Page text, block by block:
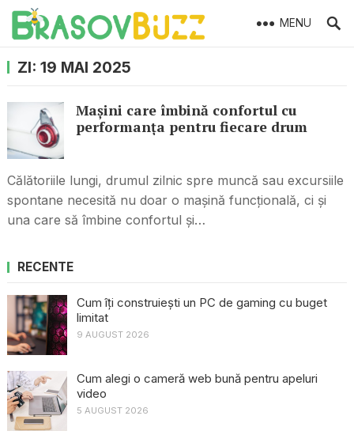
MENU
ZI: 19 MAI 2025
Mașini care îmbină confortul cu
performanța pentru fiecare drum
Călătoriile lungi, drumul zilnic spre muncă sau excursiile
spontane necesită nu doar o mașină funcțională, ci și
una care să îmbine confortul și…
RECENTE
Cum îți construiești un PC de gaming cu buget
limitat
9 AUGUST 2026
Cum alegi o cameră web bună pentru apeluri
video
5 AUGUST 2026